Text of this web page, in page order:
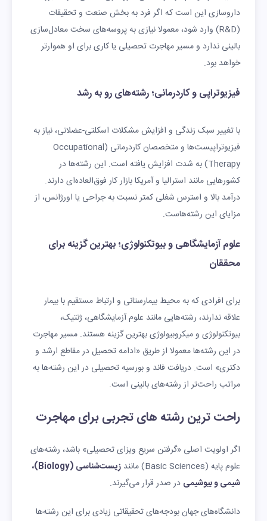
داروسازی این است که اگر فرد به بخش صنعت و تحقیقات
(R&D) وارد شود، معمولا نیازی به پروسه‌های سخت معادل‌سازی
بالینی ندارد و مسیر مهاجرت تحصیلی یا کاری برای او هموارتر
خواهد بود.
فیزیوتراپی و کاردرمانی؛ رشته‌های رو به رشد
با تغییر سبک زندگی و افزایش مشکلات اسکلتی-عضلانی، نیاز به
فیزیوتراپیست‌ها و متخصصان کاردرمانی (Occupational
Therapy) به شدت افزایش یافته است. این رشته‌ها در
کشورهایی مانند استرالیا و آمریکا بازار کار فوق‌العاده‌ای دارند.
درآمد بالا و استرس شغلی کمتر نسبت به جراحی یا اورژانس، از
مزایای این رشته‌هاست.
علوم آزمایشگاهی و بیوتکنولوژی؛ بهترین گزینه برای
محققان
برای افرادی که به محیط بیمارستانی و ارتباط مستقیم با بیمار
علاقه ندارند، رشته‌هایی مانند علوم آزمایشگاهی، ژنتیک،
بیوتکنولوژی و میکروبیولوژی بهترین گزینه هستند. مسیر مهاجرت
در این رشته‌ها معمولا از طریق «ادامه تحصیل در مقاطع ارشد و
دکتری» است. دریافت فاند و بورسیه تحصیلی در این رشته‌ها به
مراتب راحت‌تر از رشته‌های بالینی است.
راحت ترین رشته های تجربی برای مهاجرت
اگر اولویت اصلی «گرفتن سریع ویزای تحصیلی» باشد، رشته‌های
علوم پایه (Basic Sciences) مانند
زیست‌شناسی (Biology)،
شیمی و بیوشیمی در صدر قرار می‌گیرند.
دانشگاه‌های جهان بودجه‌های تحقیقاتی زیادی برای این رشته‌ها